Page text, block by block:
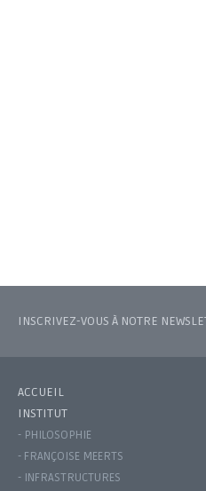
INSCRIVEZ-VOUS À NOTRE
ACCUEIL
INSTITUT
- PHILOSOPHIE
- FRANÇOISE MEERTS
- INFRASTRUCTURES